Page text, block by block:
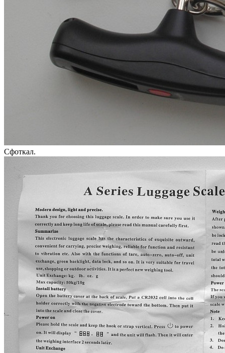
Сфоткал.